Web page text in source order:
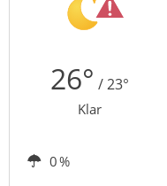
26° / 23°
Klar
0 %